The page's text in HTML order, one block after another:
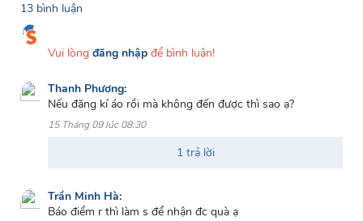
13 bình luận
Vui lòngđăng nhập để bình luận!
Thanh Phương:
Nếu đăng kí áo rồi mà không đến được thì sao ạ?
15 Tháng 09 lúc 08:30
1 trả lời
Trần Minh Hà:
Báo điểm r thì làm s để nhận đc quà ạ